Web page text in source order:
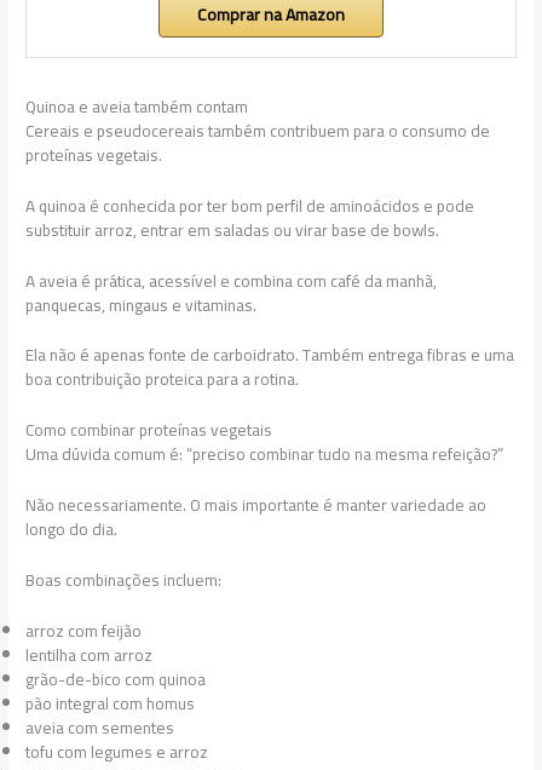
Comprar na Amazon
Quinoa e aveia também contam
Cereais e pseudocereais também contribuem para o consumo de
proteínas vegetais.
A quinoa é conhecida por ter bom perfil de aminoácidos e pode
substituir arroz, entrar em saladas ou virar base de bowls.
A aveia é prática, acessível e combina com café da manhã,
panquecas, mingaus e vitaminas.
Ela não é apenas fonte de carboidrato. Também entrega fibras e uma
boa contribuição proteica para a rotina.
Como combinar proteínas vegetais
Uma dúvida comum é: “preciso combinar tudo na mesma refeição?”
Não necessariamente. O mais importante é manter variedade ao
longo do dia.
Boas combinações incluem:
arroz com feijão
lentilha com arroz
grão-de-bico com quinoa
pão integral com homus
aveia com sementes
tofu com legumes e arroz